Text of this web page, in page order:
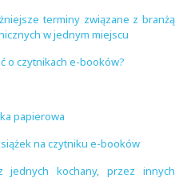
terminy związane z branżą
w jednym miejscu
o czytnikach e-booków?
papierowa
na czytniku e-booków
jednych kochany, przez innych